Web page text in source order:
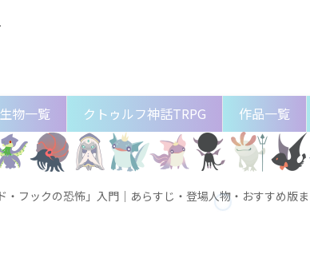
物一覧 クトゥルフ神話TRPG 作品一覧
・フックの恐怖」入門｜あらすじ・登場人物・おすすめ版